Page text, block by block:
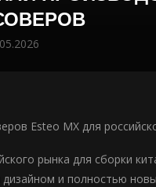
Esteo MX для
рынка для сборки
и полностью